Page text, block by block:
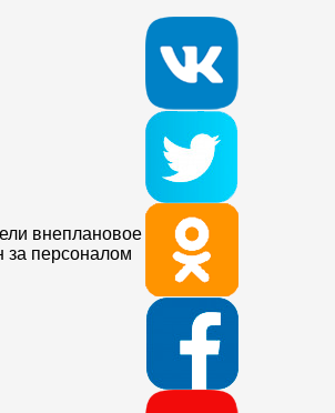
внеплановое
за персоналом